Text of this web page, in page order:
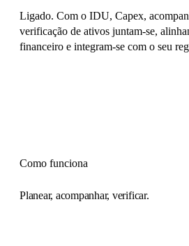
Ligado. Com o IDU, Capex,
verificação de ativos juntam-se,
financeiro e integram-se com o seu
Como funciona
Planear, acompanhar, verificar.